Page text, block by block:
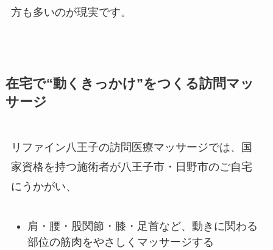
方も多いのが現実です。
在宅で“動くきっかけ”をつくる訪問マッ
サージ
リファイン八王子の訪問医療マッサージでは、国
家資格を持つ施術者が八王子市・日野市のご自宅
にうかがい、
肩・腰・股関節・膝・足首など、動きに関わる
部位の筋肉をやさしくマッサージする